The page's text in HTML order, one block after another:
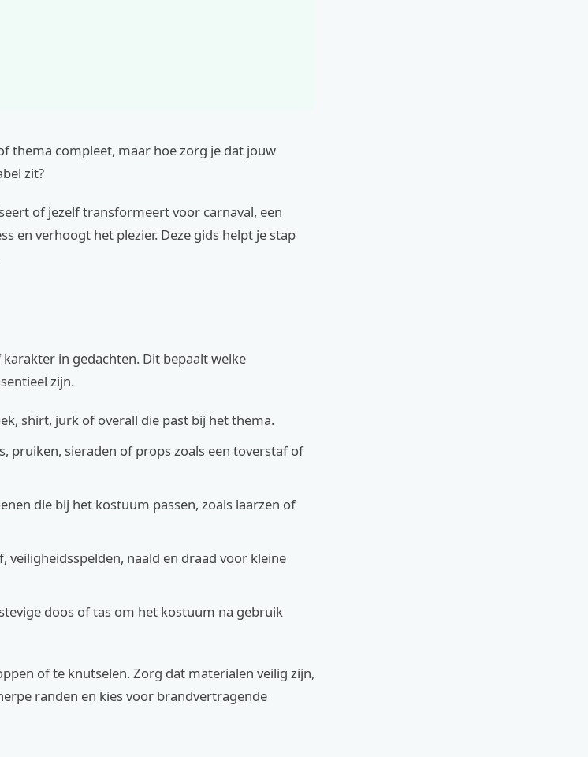
thema compleet, maar hoe zorg je dat jouw
zit?
of jezelf transformeert voor carnaval, een
en verhoogt het plezier. Deze gids helpt je stap
in gedachten. Dit bepaalt welke
zijn.
shirt, jurk of overall die past bij het thema.
pruiken, sieraden of props zoals een toverstaf of
die bij het kostuum passen, zoals laarzen of
veiligheidsspelden, naald en draad voor kleine
doos of tas om het kostuum na gebruik
of te knutselen. Zorg dat materialen veilig zijn,
randen en kies voor brandvertragende